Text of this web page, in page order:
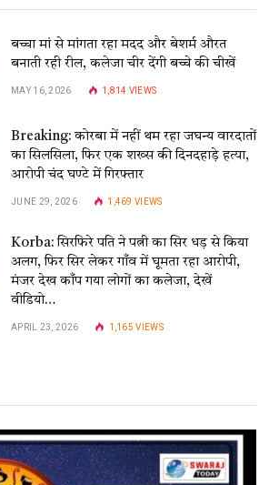
बच्चा मां से मांगता रहा मदद और बेशर्म औरत
बनाती रही रील, कलेजा चीर देंगी बच्चे की चीखें
MAY 16, 2026 1,814 VIEWS
Breaking: कोरबा में नहीं थम रहा जघन्य वारदातों
का सिलसिला, फिर एक शख्स की दिनदहाड़े हत्या,
आरोपी चंद घण्टे में गिरफ्तार
JUNE 29, 2026 1,469VIEWS
Korba: सिरफिरे पति ने पत्नी का सिर धड़ से किया
अलग, फिर सिर लेकर गाँव में घूमता रहा आरोपी,
मंजर देख काँप गया लोगों का कलेजा, देखें
वीडियो…
APRIL 23, 2026 1,165VIEWS